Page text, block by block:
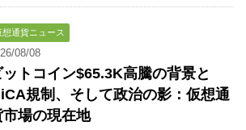
想通貨ニュース
08/08
ットコイン$65.3K高騰の背景と
規制、そして政治の影：仮想通
市場の現在地